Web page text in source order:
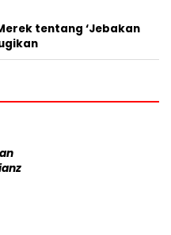
tentang ‘Jebakan